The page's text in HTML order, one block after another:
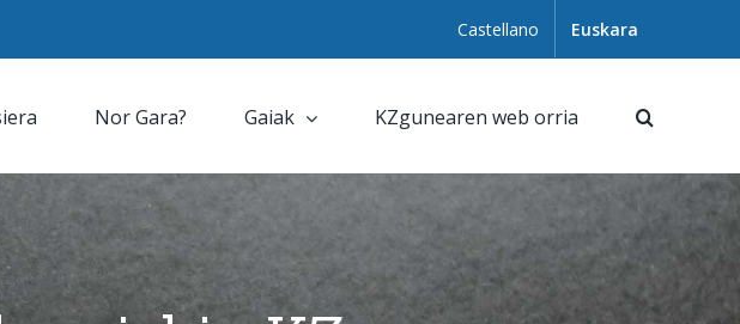
Castellano Euskara
Nor Gara? Gaiak KZgunearen web orria